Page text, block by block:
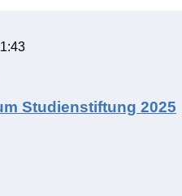
Studienstiftung 2025